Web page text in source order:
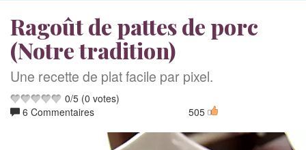
Ragoût de pattes de porc
(Notre tradition)
Une recette de plat facile par pixel.
0/5 (0 votes)
6 Commentaires
505